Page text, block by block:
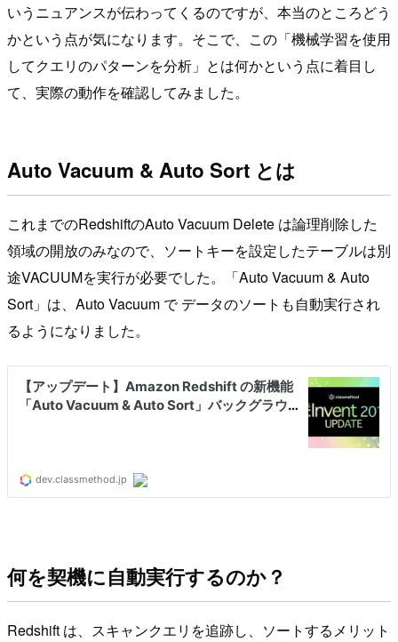
いうニュアンスが伝わってくるのですが、本当のところどう
かという点が気になります。そこで、この「機械学習を使用
してクエリのパターンを分析」とは何かという点に着目し
て、実際の動作を確認してみました。
Auto Vacuum & Auto Sort とは
これまでのRedshiftのAuto Vacuum Delete は論理削除した
領域の開放のみなので、ソートキーを設定したテーブルは別
途VACUUMを実行が必要でした。「Auto Vacuum & Auto
Sort」は、Auto Vacuum で データのソートも自動実行され
るようになりました。
何を契機に自動実行するのか？
Redshift は、スキャンクエリを追跡し、ソートするメリット